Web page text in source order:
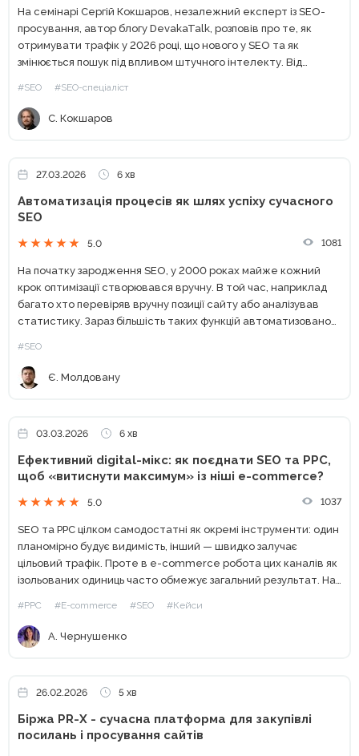
На семінарі Сергій Кокшаров, незалежний експерт із SEO-
просування, автор блогу DevakaTalk, розповів про те, як
отримувати трафік у 2026 році, що нового у SEO та як
змінюється пошук під впливом штучного інтелекту. Від
#SEO #SEO-спеціаліст
С. Кокшаров
27.03.2026 6 хв
Автоматизація процесів як шлях успіху сучасного
SEO
5.0 1081
На початку зародження SEO, у 2000 роках майже кожний
крок оптимізації створювався вручну. В той час, наприклад
багато хто перевіряв вручну позиції сайту або аналізував
статистику. Зараз більшість таких функцій автоматизовано
#SEO
Є. Молдовану
03.03.2026 6 хв
Ефективний digital-мікс: як поєднати SEO та PPC,
щоб «витиснути максимум» із ніші e-commerce?
5.0 1037
SEO та PPC цілком самодостатні як окремі інструменти: один
планомірно будує видимість, інший — швидко залучає
цільовий трафік. Проте в e-commerce робота цих каналів як
ізольованих одиниць часто обмежує загальний результат. На
#PPC #E-commerce #SEO #Кейси
А. Чернушенко
26.02.2026 5 хв
Біржа PR-X - сучасна платформа для закупівлі
посилань і просування сайтів